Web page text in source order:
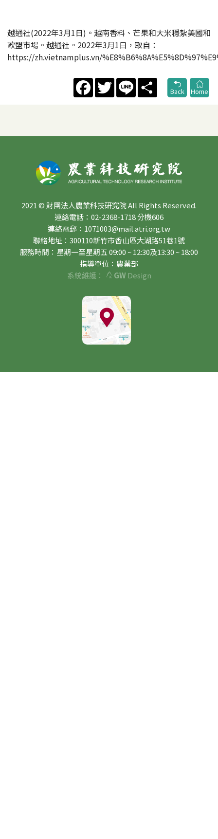
越通社(2022年3月1日)。越南香料、芒果和大米穩紮美國和
歐盟市場。越通社。2022年3月1日，取自：
https://zh.vietnamplus.vn/
FacebookTwitter Line
Share
Back
Home
2021 © 財團法人農業科技研究院 All Rights Reserved.
連絡電話：02-2368-1718 分機606
連絡電郵：1071003@mail.atri.org.tw
聯絡地址：300110新竹市香山區大湖路51巷1號
服務時間：星期一至星期五 09:00 ~ 12:30及13:30 ~ 18:00
指導單位：農業部
系統維護：
GWDesign